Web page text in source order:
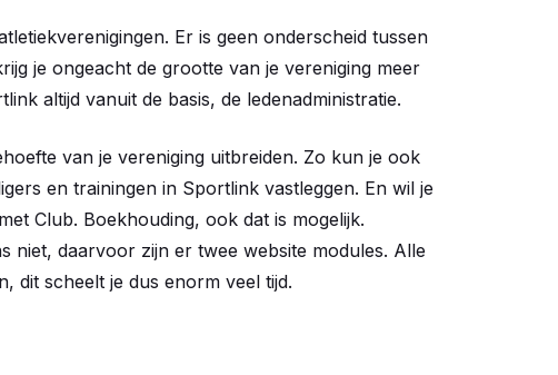
Er is geen onderscheid tussen
je ongeacht de grootte van je vereniging meer
altijd vanuit de basis, de ledenadministratie.
van je vereniging uitbreiden. Zo kun je ook
en trainingen in Sportlink vastleggen. En wil je
Club. Boekhouding, ook dat is mogelijk.
niet, daarvoor zijn er twee website modules. Alle
dit scheelt je dus enorm veel tijd.